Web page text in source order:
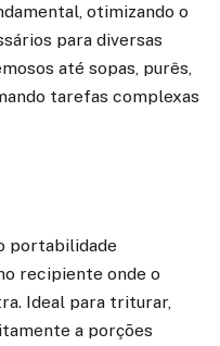
otimizando o
para diversas
até sopas, purês,
tarefas complexas
portabilidade
recipiente onde o
Ideal para triturar,
a porções